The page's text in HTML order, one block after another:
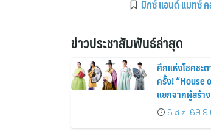
มิกซ์ แอนด์ แมทซ์
ข่าวประชาสัมพันธ์ล่าสุด
ศึกแห่งโชคชะ
ครั้ง! “House
แยกจากผู้สร้า
Fates” เตรียม
ที่นี่ที่เดียว
6 ส.ค. 69